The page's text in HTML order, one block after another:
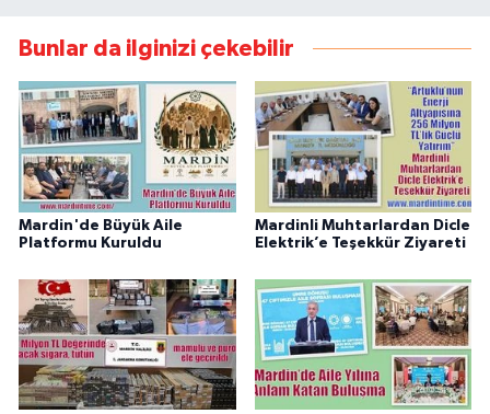
Bunlar da ilginizi çekebilir
Mardin'de Büyük Aile
Platformu Kuruldu
Mardinli Muhtarlardan Dicle
Elektrik’e Teşekkür Ziyareti